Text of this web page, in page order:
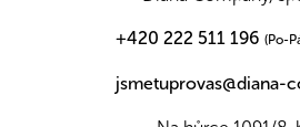
+420 222 511 196 (Po-
jsmetuprovas@diana-